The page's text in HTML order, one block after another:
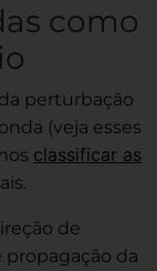
como
perturbação
(veja esses
classificar as
de
da